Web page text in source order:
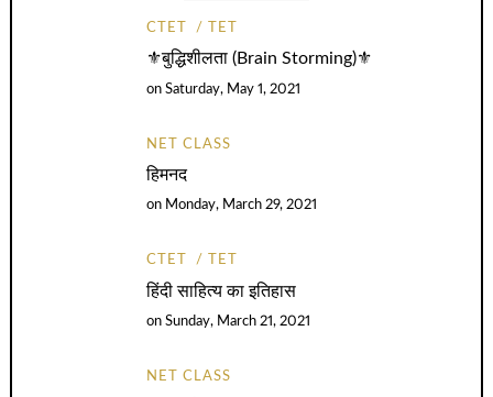
CTET TET
⚜️बुद्धिशीलता (Brain Storming)⚜️
onSaturday, May 1, 2021
NET CLASS
हिमनद
on Monday, March 29, 2021
CTET TET
हिंदी साहित्य का इतिहास
onSunday, March 21, 2021
NET CLASS